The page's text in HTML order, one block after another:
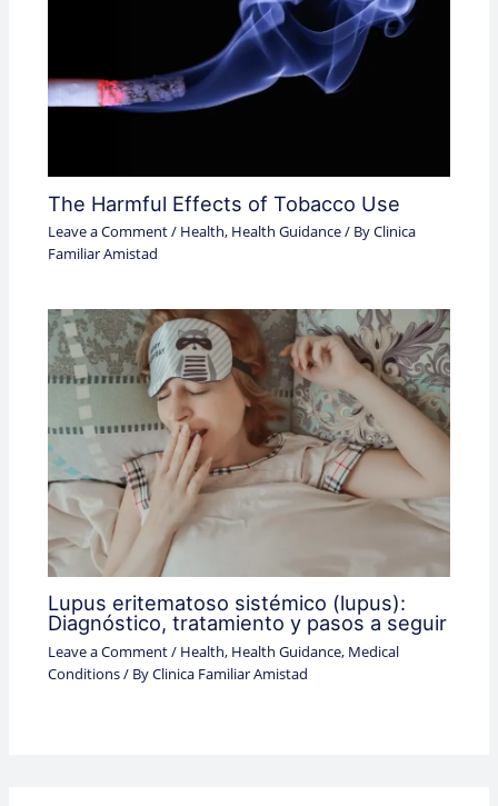
The Harmful Effects of Tobacco Use
Leave a Comment/ Health, Health Guidance/ ByClinica
Familiar Amistad
Lupus eritematoso sistémico (lupus):
Diagnóstico, tratamiento y pasos a seguir
Leave a Comment/ Health, Health Guidance, Medical
Conditions/ ByClinica Familiar Amistad